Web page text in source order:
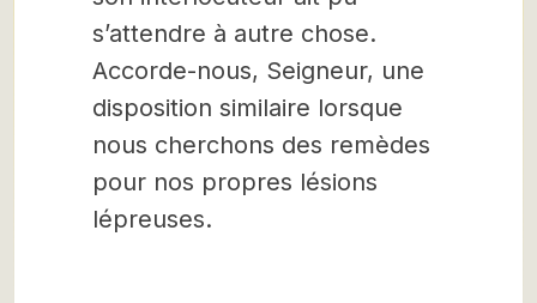
s’attendre à autre chose.
Accorde-nous, Seigneur, une
disposition similaire lorsque
nous cherchons des remèdes
pour nos propres lésions
lépreuses.